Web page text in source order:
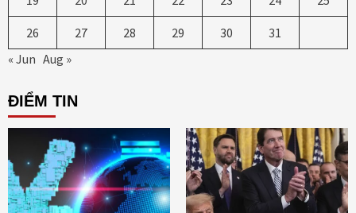
26 27 28 29 30
31
« Jun Aug »
ĐIỂM TIN